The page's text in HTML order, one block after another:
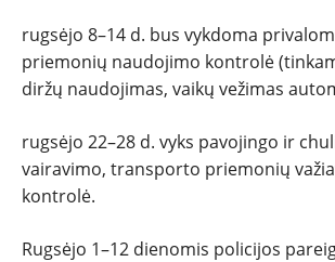
rugsėjo 8–14 d. bus vykdoma
priemonių naudojimo kontrolė
diržų naudojimas, vaikų vežimas
rugsėjo 22–28 d. vyks pavojingo ir
vairavimo, transporto priemonių
kontrolė.
Rugsėjo 1–12 dienomis policijos